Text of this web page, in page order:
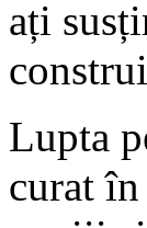
ați
Lupta
curat